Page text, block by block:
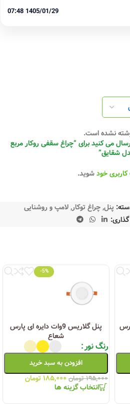
1405/01/29 07:48
نشده است.
می کنید برای “چراغ‌ سقفی روکار مربع
خودشوید.
پنل,چراغ توکار,لامپ و روشنایی
پارس
-5%
پنل گلاریس 9وات دایره ای پارس
شعاع
رنگ نور
افزودن به سبد خرید
۱۹۵,۰۰۰ تومان ۱۸۵,۰۰۰ تومان
انتخاب گزینه ها